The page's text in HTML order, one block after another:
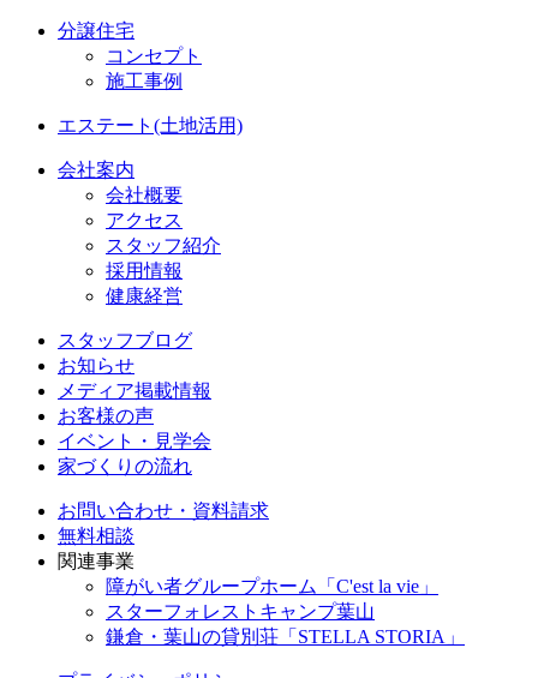
分譲住宅
コンセプト
施工事例
エステート(土地活用)
会社案内
会社概要
アクセス
スタッフ紹介
採用情報
健康経営
スタッフブログ
お知らせ
メディア掲載情報
お客様の声
イベント・見学会
家づくりの流れ
お問い合わせ・資料請求
無料相談
関連事業
障がい者グループホーム「C'est la vie」
スターフォレストキャンプ葉山
鎌倉・葉山の貸別荘「STELLA STORIA」